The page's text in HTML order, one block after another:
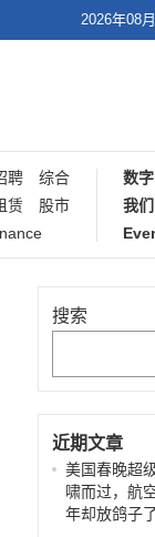
2026年08
聘
综合
赁
股市
数字
我们
搜索
近期文章
美国春晚超
啸而过，航
年却放鸽子